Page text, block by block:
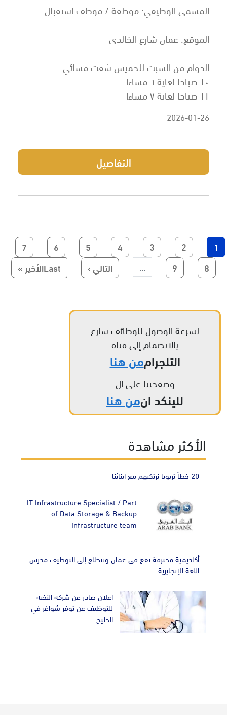
المسمى الوظيفي: موظفة / موظف استقبال
الموقع: عمان شارع الخالدي
الدوام من السبت للخميس شفت مسائي
١٠ صباحا لغاية ٦ مساءا
١١ صباحا لغاية ٧ مساءا
2026-01-26
التفاصيل
Pagination
Current page
1 الصفحة
2 الصفحة
3 الصفحة
4 الصفحة
5 الصفحة
6 الصفحة
7
الصفحة
8 الصفحة
9
… الصفحة التالية
التالي › Last page
Lastالأخير »
لسرعة الوصول للوظائف سارع
بالانضمام إلى قناة
التلجراممن هنا
وصفحتنا على ال
للينكد انمن هنا
الأكثر مشاهدة
20 خطأ تربويا نرتكبهم مع ابنائنا
IT Infrastructure Specialist / Part
of Data Storage & Backup
Infrastructure team
أكاديمية محترفة تقع في عمان وتتطلع إلى التوظيف مدرس
اللغة الإنجليزية:
اعلان صادر عن شركة النخبة
للتوظيف عن توفر شواغر في
الخليج